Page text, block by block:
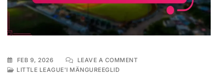
FEB 9, 2026 LEAVE A COMMENTON
LITTLE LEAGUE'I MÄNGUREEGLID